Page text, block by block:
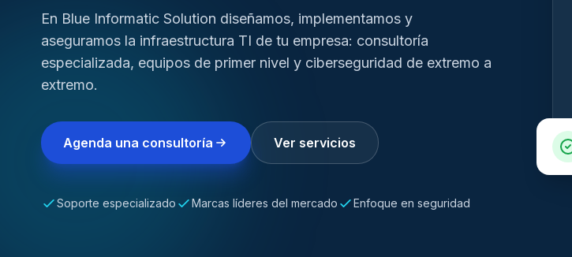
En Blue Informatic Solution diseñamos, implementamos y
aseguramos la infraestructura TI de tu empresa: consultoría
especializada, equipos de primer nivel y ciberseguridad de extremo a
extremo.
Agenda una consultoría Ver servicios
Soporte especializado Marcas líderes del mercado Enfoque en seguridad